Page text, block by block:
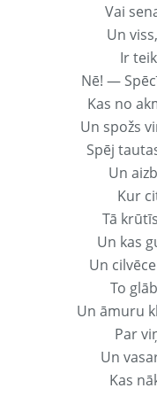
Vai
Un
Ir
Nē! —
Kas no
Un spožs
Spēj
Un
Kur
Tā
Un kas
Un
To
Un āmuru
Par
Un
Kas